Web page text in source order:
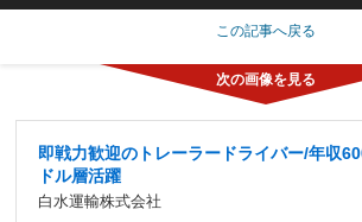
この記事へ戻る
即戦力歓迎のトレーラードライバー/年収
ドル層活躍
白水運輸株式会社